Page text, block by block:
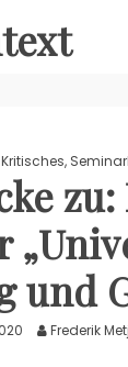
Kritisches,
und
Frederik